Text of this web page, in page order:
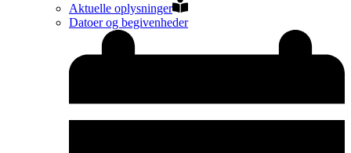
Aktuelle oplysninger
Datoer og begivenheder